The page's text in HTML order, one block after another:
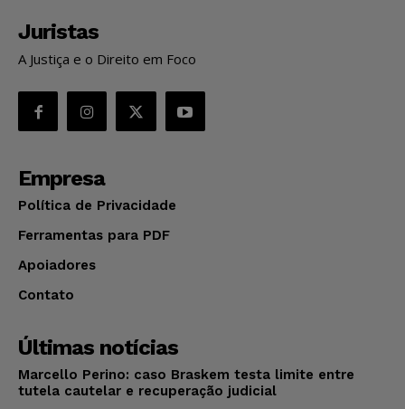
Juristas
A Justiça e o Direito em Foco
Empresa
Política de Privacidade
Ferramentas para PDF
Apoiadores
Contato
Últimas notícias
Marcello Perino: caso Braskem testa limite entre
tutela cautelar e recuperação judicial